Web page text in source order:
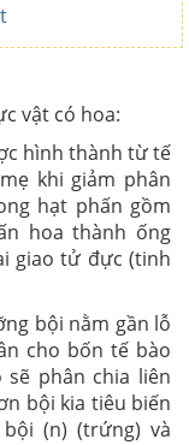
vật có hoa:
hình thành từ tế
khi giảm phân
hạt phấn gồm
hoa thành ống
giao tử đực (tinh
bội nằm gần lỗ
cho bốn tế bào
phân chia liên
bội kia tiêu biến
(n) (trứng) và